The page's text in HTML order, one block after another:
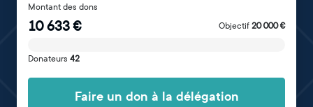
Montant des dons
10 633€ Objectif 20 000€
Donateurs 42
Faire un don à la délégation